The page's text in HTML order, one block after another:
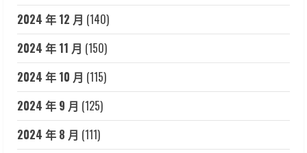
2024 年 12 月 (140)
2024 年 11 月 (150)
2024 年 10 月 (115)
2024 年 9 月 (125)
2024 年 8 月 (111)